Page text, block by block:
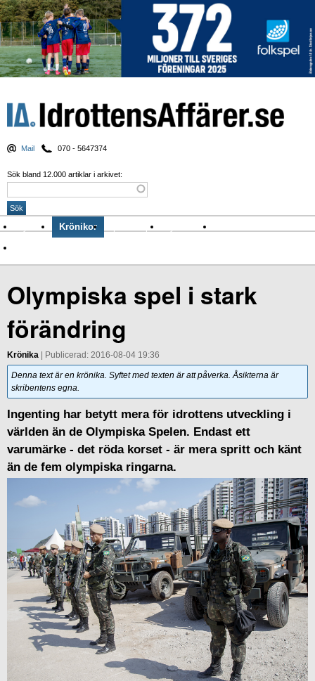
Mail 070 - 5647374
Sök bland 12.000 artiklar i arkivet:
Nyheter Krönikor Sport & spel Nyhetsbrev
Olympiska spel i stark
förändring
Krönika | Publicerad: 2016-08-04 19:36
Denna text är en krönika. Syftet med texten är att påverka. Åsikterna är
skribentens egna.
Ingenting har betytt mera för idrottens utveckling i
världen än de Olympiska Spelen. Endast ett
varumärke - det röda korset - är mera spritt och känt
än de fem olympiska ringarna.